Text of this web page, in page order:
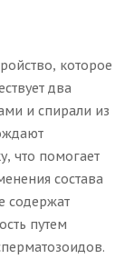
которое
два
и спирали из
что помогает
состава
содержат
путем